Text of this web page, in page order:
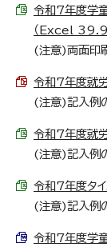
令和7年度学
（Excel
(注意)両面印
令和7年度就
(注意)記入例
令和7年度就
(注意)記入例
令和7年度タ
(注意)記入例
令和7年度学童